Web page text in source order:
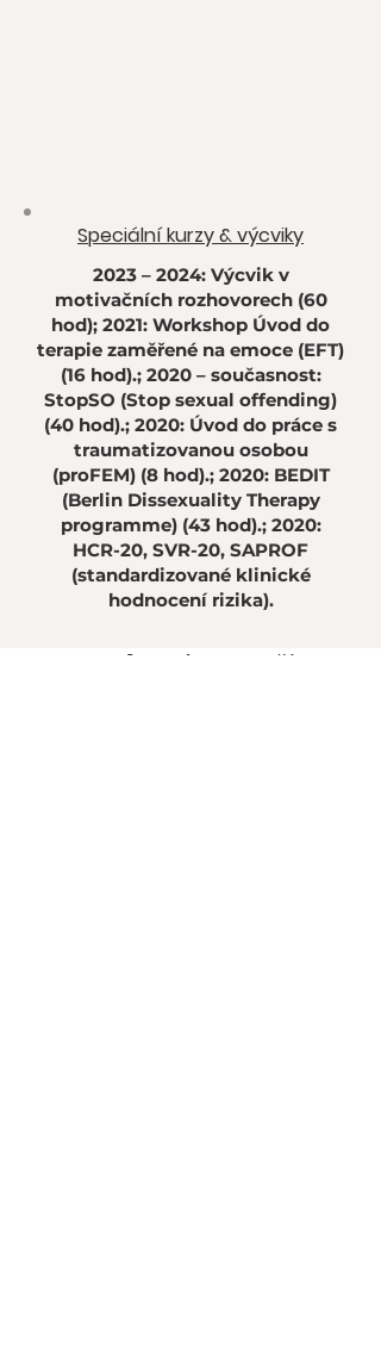
Speciální kurzy & výcviky
2023 – 2024: Výcvik v
motivačních rozhovorech (60
hod); 2021: Workshop Úvod do
terapie zaměřené na emoce (EFT)
(16 hod).; 2020 – současnost:
StopSO (Stop sexual offending)
(40 hod).; 2020: Úvod do práce s
traumatizovanou osobou
(proFEM) (8 hod).; 2020: BEDIT
(Berlin Dissexuality Therapy
programme) (43 hod).; 2020:
HCR-20, SVR-20, SAPROF
(standardizované klinické
hodnocení rizika).
Smluvní partneři